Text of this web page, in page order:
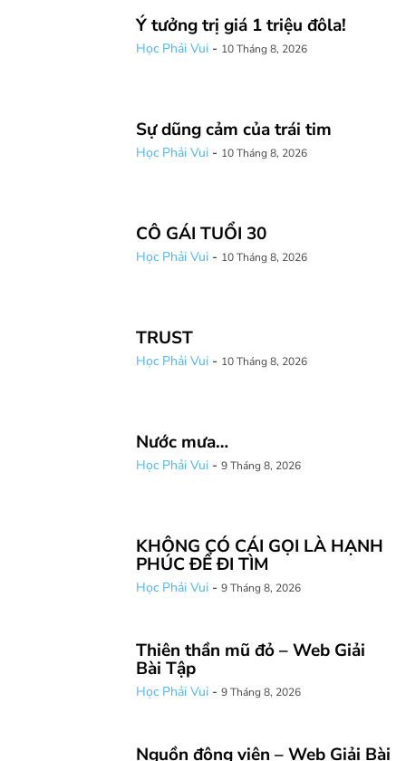
Ý tưởng trị giá 1 triệu đôla!
Học Phải Vui - 10 Tháng 8, 2026
Sự dũng cảm của trái tim
Học Phải Vui - 10 Tháng 8, 2026
CÔ GÁI TUỔI 30
Học Phải Vui - 10 Tháng 8, 2026
TRUST
Học Phải Vui - 10 Tháng 8, 2026
Nước mưa…
Học Phải Vui - 9 Tháng 8, 2026
KHÔNG CÓ CÁI GỌI LÀ HẠNH
PHÚC ĐỂ ĐI TÌM
Học Phải Vui - 9 Tháng 8, 2026
Thiên thần mũ đỏ – Web Giải
Bài Tập
Học Phải Vui - 9 Tháng 8, 2026
Nguồn động viên – Web Giải Bài